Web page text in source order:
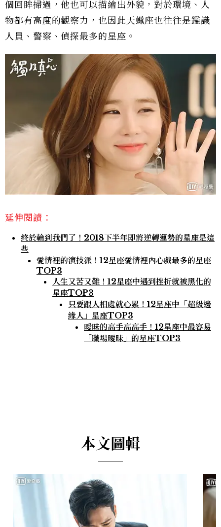
個回眸掃過，他也可以描繪出外貌，對於環境、人
物都有高度的觀察力，也因此天蠍座也往往是鑑識
人員、警察、偵探最多的星座。
延伸閱讀：
終於輪到我們了！2018下半年即將逆轉運勢的星座是這
些
愛情裡的演技派！12星座愛情裡內心戲最多的星座
TOP3
人生又苦又難！12星座中遇到挫折就被黑化的
星座TOP3
只要跟人相處就心累！12星座中「超級邊
緣人」星座TOP3
曖昧的高手高高手！12星座中最容易
「職場曖昧」的星座TOP3
本文圖輯